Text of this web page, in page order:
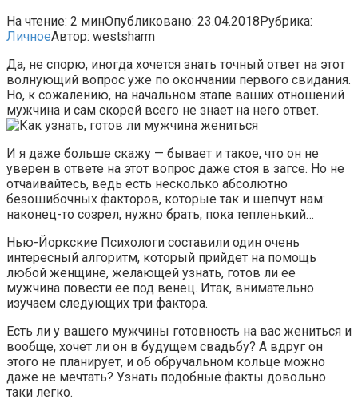
На чтение: 2 минОпубликовано: 23.04.2018Рубрика:
ЛичноеАвтор: westsharm
Да, не спорю, иногда хочется знать точный ответ на этот
волнующий вопрос уже по окончании первого свидания.
Но, к сожалению, на начальном этапе ваших отношений
мужчина и сам скорей всего не знает на него ответ.
И я даже больше скажу — бывает и такое, что он не
уверен в ответе на этот вопрос даже стоя в загсе. Но не
отчаивайтесь, ведь есть несколько абсолютно
безошибочных факторов, которые так и шепчут нам:
наконец-то созрел, нужно брать, пока тепленький…
Нью-Йоркские Психологи составили один очень
интересный алгоритм, который прийдет на помощь
любой женщине, желающей узнать, готов ли ее
мужчина повести ее под венец. Итак, внимательно
изучаем следующих три фактора.
Есть ли у вашего мужчины готовность на вас жениться и
вообще, хочет ли он в будущем свадьбу? А вдруг он
этого не планирует, и об обручальном кольце можно
даже не мечтать? Узнать подобные факты довольно
таки легко.